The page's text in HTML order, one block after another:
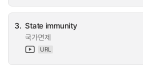
3. State immunity
국가면제
URL